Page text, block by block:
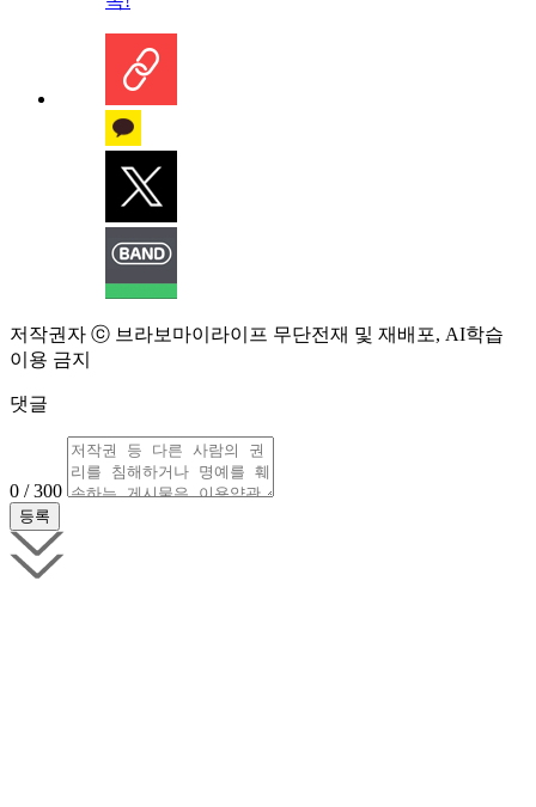
저작권자 ⓒ 브라보마이라이프 무단전재 및 재배포, AI학습
이용 금지
댓글
0 / 300